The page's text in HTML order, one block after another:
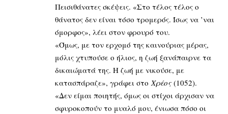
Πεισιθάνατες σκέψεις. «Στο τέλος τέλος ο
θάνατος δεν είναι τόσο τρομερός. Ίσως να ’ναι
όμορφος», λέει στον φρουρό του.
«Όμως, με τον ερχομό της καινούριας μέρας,
μόλις χτυπούσε ο ήλιος, η ζωή ξανάπαιρνε τα
δικαιώματά της. Η ζωή με νικούσε, με
κατασπάραζε», γράφει στοΧρέος(1052).
«Δεν είμαι ποιητής, όμως οι στίχοι άρχισαν να
σφυροκοπούν το μυαλό μου, ένιωσα πόσο οι